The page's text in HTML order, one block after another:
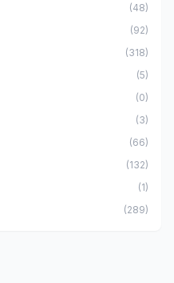
(48)
(92)
(318)
(5)
(0)
(3)
(66)
(132)
(1)
(289)